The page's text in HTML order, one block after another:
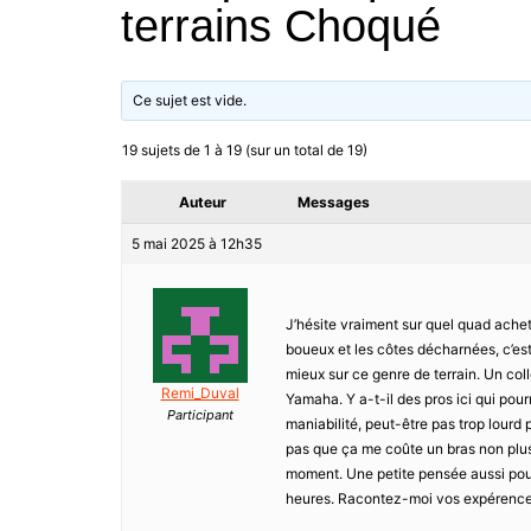
terrains Choqué
Ce sujet est vide.
19 sujets de 1 à 19 (sur un total de 19)
Auteur Messages
5 mai 2025 à 12h35
Remi_Duval
Participant
J’hésite vraiment sur quel quad
boueux et les côtes décharnées,
mieux sur ce genre de terrain. Un
Yamaha. Y a-t-il des pros ici qui
maniabilité, peut-être pas trop lourd
pas que ça me coûte un bras non
moment. Une petite pensée aussi
heures. Racontez-moi vos